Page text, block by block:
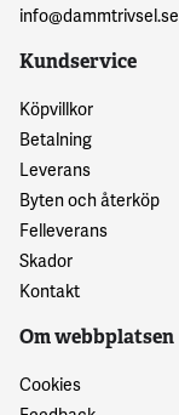
info@dammtrivsel.se
Kundservice
Köpvillkor
Betalning
Leverans
Byten och återköp
Felleverans
Skador
Kontakt
Om webbplatsen
Cookies